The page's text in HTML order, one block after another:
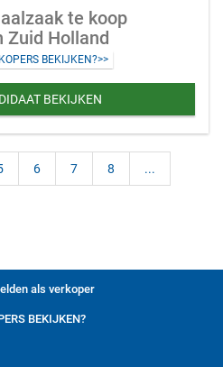
te koop
Zuid Holland
BEKIJKEN?>>
BEKIJKEN
6 7 8 ...
als verkoper
BEKIJKEN?